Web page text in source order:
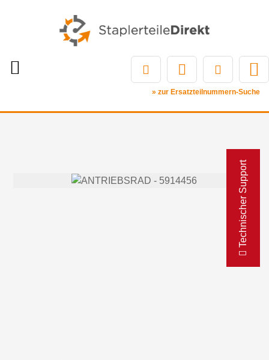
Technischer Support
» zur Ersatzteilnummern-Suche